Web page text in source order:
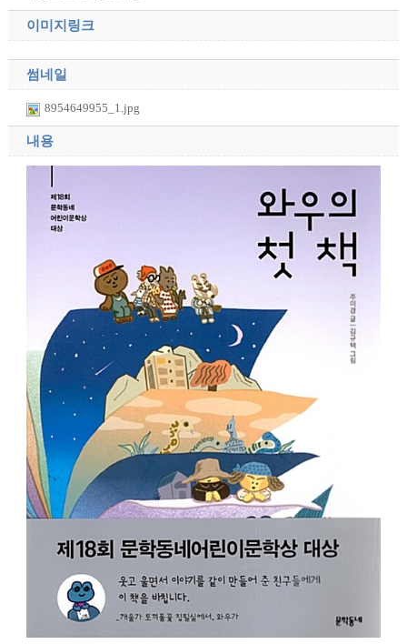
이미지링크
썸네일
8954649955_1.jpg
내용